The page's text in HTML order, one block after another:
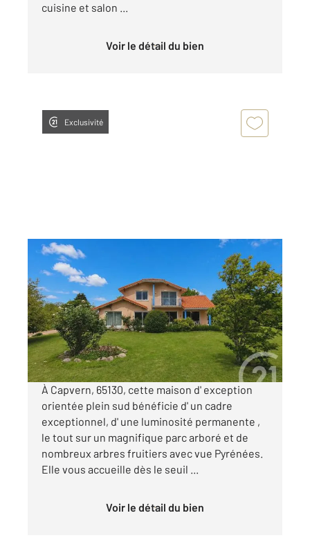
cuisine et salon ...
Voir le détail du bien
Exclusivité
CAPVERN 65
146,31 m
, 6 pièces
Ref : 18422
Maison à vendre
358 064 €
Visiter le site dédié
À Capvern, 65130, cette maison d' exception
orientée plein sud bénéficie d' un cadre
exceptionnel, d' une luminosité permanente ,
le tout sur un magnifique parc arboré et de
nombreux arbres fruitiers avec vue Pyrénées.
Elle vous accueille dès le seuil ...
Voir le détail du bien